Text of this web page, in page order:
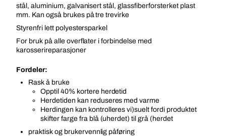
stål, aluminium, galvanisert stål, glassfiberforsterket plast
mm. Kan også brukes på tre trevirke
Styrenfri lett polyestersparkel
For bruk på alle overflater i forbindelse med
karosserireparasjoner
Fordeler:
Rask å bruke
Opptil 40% kortere herdetid
Herdetiden kan reduseres med varme
Herdingen kan kontrolleres vi)suelt fordi produktet
skifter farge fra blå (uherdet) til grå (herdet
praktisk og brukervennlig påføring